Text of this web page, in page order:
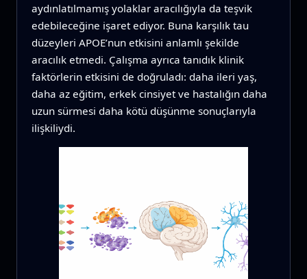
aydınlatılmamış yolaklar aracılığıyla da teşvik
edebileceğine işaret ediyor. Buna karşılık tau
düzeyleri APOE’nun etkisini anlamlı şekilde
aracılık etmedi. Çalışma ayrıca tanıdık klinik
faktörlerin etkisini de doğruladı: daha ileri yaş,
daha az eğitim, erkek cinsiyet ve hastalığın daha
uzun sürmesi daha kötü düşünme sonuçlarıyla
ilişkiliydi.